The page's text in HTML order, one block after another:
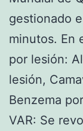
gestionado
minutos. En
por lesión:
lesión,
Benzema
VAR: Se